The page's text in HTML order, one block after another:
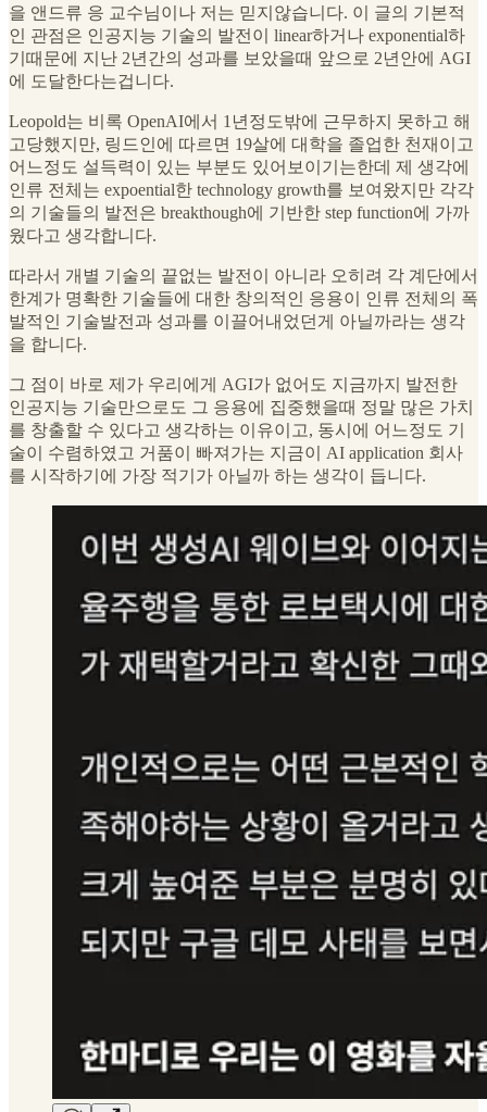
을 앤드류 응 교수님이나 저는 믿지않습니다. 이 글의 기본적
인 관점은 인공지능 기술의 발전이 linear하거나 exponential하
기때문에 지난 2년간의 성과를 보았을때 앞으로 2년안에 AGI
에 도달한다는겁니다.
Leopold는 비록 OpenAI에서 1년정도밖에 근무하지 못하고 해
고당했지만, 링드인에 따르면 19살에 대학을 졸업한 천재이고
어느정도 설득력이 있는 부분도 있어보이기는한데 제 생각에
인류 전체는 expoential한 technology growth를 보여왔지만 각각
의 기술들의 발전은 breakthough에 기반한 step function에 가까
웠다고 생각합니다.
따라서 개별 기술의 끝없는 발전이 아니라 오히려 각 계단에서
한계가 명확한 기술들에 대한 창의적인 응용이 인류 전체의 폭
발적인 기술발전과 성과를 이끌어내었던게 아닐까라는 생각
을 합니다.
그 점이 바로 제가 우리에게 AGI가 없어도 지금까지 발전한
인공지능 기술만으로도 그 응용에 집중했을때 정말 많은 가치
를 창출할 수 있다고 생각하는 이유이고, 동시에 어느정도 기
술이 수렴하였고 거품이 빠져가는 지금이 AI application 회사
를 시작하기에 가장 적기가 아닐까 하는 생각이 듭니다.